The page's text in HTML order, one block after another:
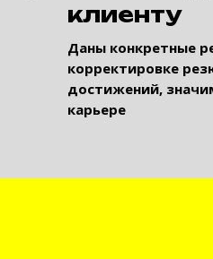
клиенту
Даны конкретные
корректировке
достижений,
карьере